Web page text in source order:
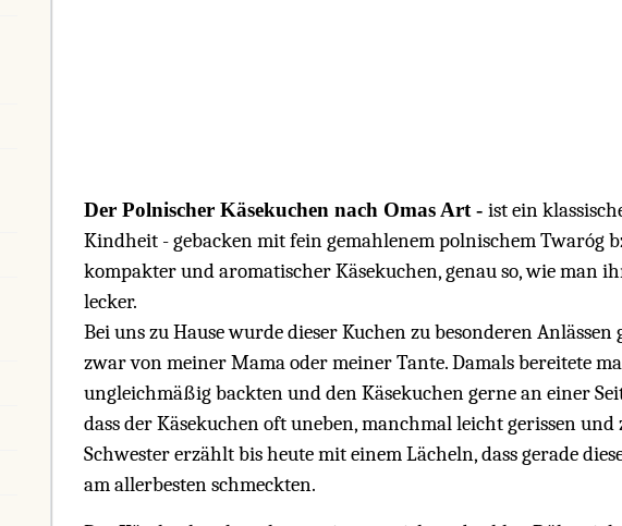
Der Polnischer Käsekuchen nach Omas Art
ist ein
Kindheit - gebacken mit fein gemahlenem polnischem Twaróg
kompakter und aromatischer Käsekuchen, genau so, wie
lecker.
Bei uns zu Hause wurde dieser Kuchen zu besonderen
zwar von meiner Mama oder meiner Tante. Damals bereitete
ungleichmäßig backten und den Käsekuchen gerne an einer
dass der Käsekuchen oft uneben, manchmal leicht gerissen
Schwester erzählt bis heute mit einem Lächeln, dass gerade
am allerbesten schmeckten.